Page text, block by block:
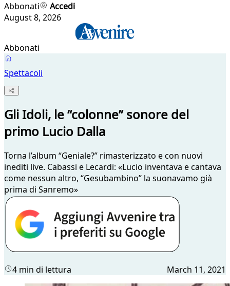
Abbonati
Accedi
August 8, 2026
Abbonati
Spettacoli
Gli Idoli, le “colonne” sonore del
primo Lucio Dalla
Torna l’album “Geniale?” rimasterizzato e con nuovi
inediti live. Cabassi e Lecardi: «Lucio inventava e cantava
come nessun altro, “Gesubambino” la suonavamo già
prima di Sanremo»
4 min di lettura March 11, 2021